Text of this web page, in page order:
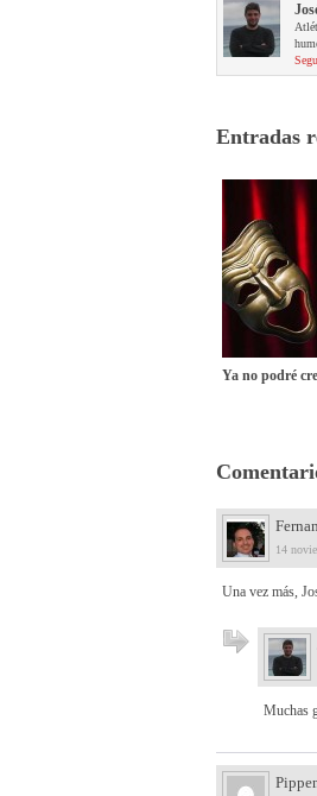
Entradas
Ya no podré
14
Una vez más,
Muchas